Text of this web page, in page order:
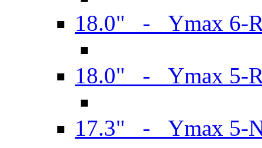
18.0" - Ymax 6-
18.0" - Ymax 5-
17.3" - Ymax 5-